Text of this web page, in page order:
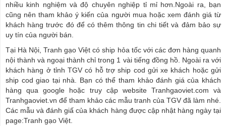
nhiều kinh nghiệm và độ chuyên nghiệp tỉ mỉ hơn.Ngoài ra, bạn
cũng nên tham khảo ý kiến của người mua hoặc xem đánh giá từ
khách hàng trước đó để có thêm thông tin chi tiết và đảm bảo sự
uy tín của người bán.
Tại Hà Nội, Tranh gạo Việt có ship hỏa tốc với các đơn hàng quanh
nội thành và ngoại thành chỉ trong 1 vài tiếng đồng hồ. Ngoài ra với
khách hàng ở tỉnh TGV có hỗ trợ ship cod gửi xe khách hoặc gửi
ship cod giao tại nhà. Bạn có thể tham khảo đánh giá của khách
hàng qua google hoặc truy cập website Tranhgaoviet.com và
Tranhgaoviet.vn để tham khảo các mẫu tranh của TGV đã làm nhé.
Các mẫu và đánh giấ của khách hàng được cập nhật hàng ngày tại
page:Tranh gạo Việt.